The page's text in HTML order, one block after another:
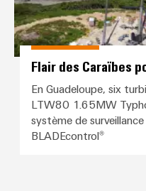
Flair des Caraïbes
En Guadeloupe, six
LTW80 1.65MW
système de
BLADEcontrol®